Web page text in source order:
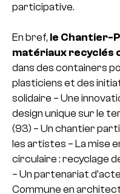
participative.
En bref, le Chantier-
matériaux recyclés
dans des containers
plasticiens et des
solidaire – Une
design unique sur le
(93) – Un chantier
les artistes – La mise
circulaire : recyclage
– Un partenariat
Commune en